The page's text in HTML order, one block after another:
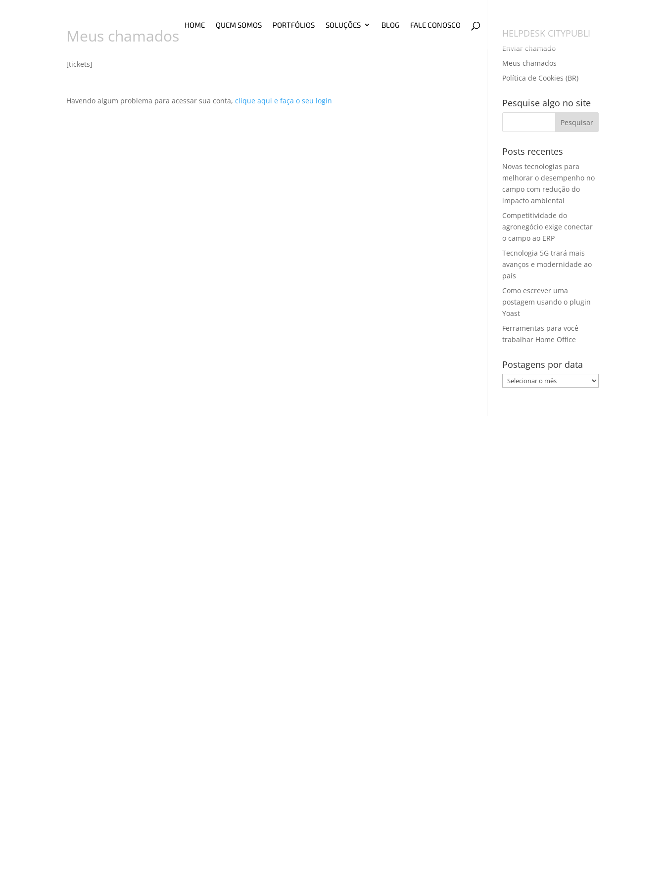
HOME QUEM SOMOS PORTFÓLIOS SOLUÇÕES BLOG FALE CONOSCO
Meus chamados
[tickets]
Havendo algum problema para acessar sua conta,clique aqui e faça o seu login
HELPDESK CITYPUBLI
Enviar chamado
Meus chamados
Política de Cookies (BR)
Pesquise algo no site
Posts recentes
Novas tecnologias para
melhorar o desempenho no
campo com redução do
impacto ambiental
Competitividade do
agronegócio exige conectar
o campo ao ERP
Tecnologia 5G trará mais
avanços e modernidade ao
país
Como escrever uma
postagem usando o plugin
Yoast
Ferramentas para você
trabalhar Home Office
Postagens por data
Postagens
por